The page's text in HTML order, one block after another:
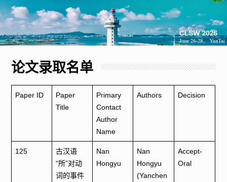
论文录取名单
Paper ID
Paper
Title
Primary
Contact
Author
Name
Authors Decision
125
古汉语
“所”对动
词的事件
Nan
Hongyu
Nan
Hongyu
(Yanchen
Accept-
Oral